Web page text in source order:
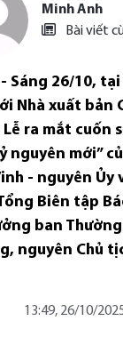
Minh Anh
Bài viết
Sáng 26/10, tại
Nhà xuất bản
ra mắt cuốn
nguyên mới”
- nguyên Ủy
Biên tập
ban
nguyên Chủ
13:49, 26/10/